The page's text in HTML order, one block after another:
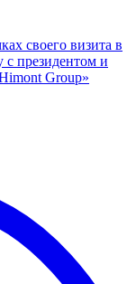
своего визита в
с президентом и
Group»